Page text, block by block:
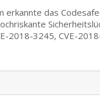
erkannte das
2018-3245, CVE-